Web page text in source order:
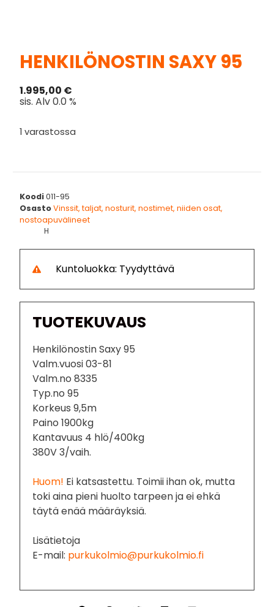
HENKILÖNOSTIN SAXY 95
1.995,00 €
sis. Alv 0.0 %
1 varastossa
Koodi011-95
OsastoVinssit, taljat, nosturit, nostimet, niiden osat,
nostoapuvälineet
H
Kuntoluokka: Tyydyttävä
TUOTEKUVAUS
Henkilönostin Saxy 95
Valm.vuosi 03-81
Valm.no 8335
Typ.no 95
Korkeus 9,5m
Paino 1900kg
Kantavuus 4 hlö/400kg
380V 3/vaih.
Huom! Ei katsastettu. Toimii ihan ok, mutta
toki aina pieni huolto tarpeen ja ei ehkä
täytä enää määräyksiä.
Lisätietoja
E-mail: purkukolmio@purkukolmio.fi